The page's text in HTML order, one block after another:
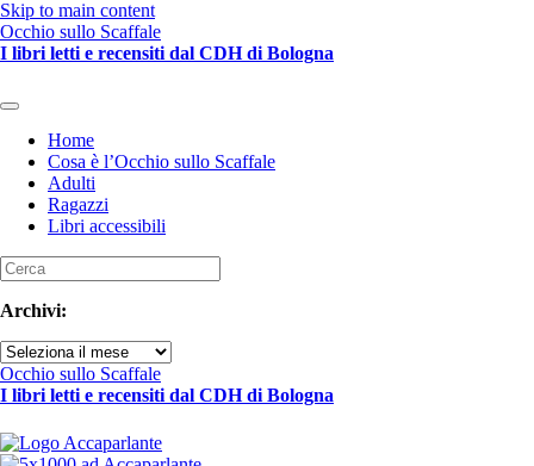
Skip to main content
Occhio sullo Scaffale
I libri letti e recensiti dal CDH di Bologna
Home
Cosa è l’Occhio sullo Scaffale
Adulti
Ragazzi
Libri accessibili
Archivi:
Archivi
Occhio sullo Scaffale
I libri letti e recensiti dal CDH di Bologna